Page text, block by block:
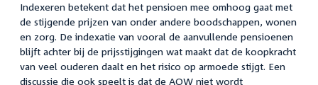
Indexeren betekent dat het pensioen mee omhoog gaat met
de stijgende prijzen van onder andere boodschappen, wonen
en zorg. De indexatie van vooral de aanvullende pensioenen
blijft achter bij de prijsstijgingen wat maakt dat de koopkracht
van veel ouderen daalt en het risico op armoede stijgt. Een
discussie die ook speelt is dat de AOW niet wordt